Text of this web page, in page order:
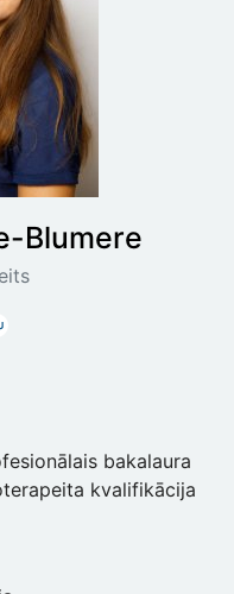
Blumere
bakalaura
kvalifikācija